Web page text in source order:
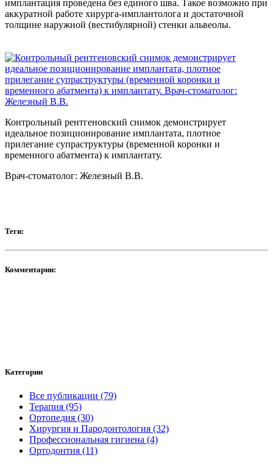
имплантация проведена без единого шва. Такое возможно при
аккуратной работе хирурга-имплантолога и достаточной
толщине наружной (вестибулярной) стенки альвеолы.
Контрольный рентгеновский снимок демонстрирует
идеальное позиционирование имплантата, плотное
прилегание супраструктуры (временной коронки и
временного абатмента) к имплантату.
Врач-стоматолог: Железный В.В.
Теги:
Комментарии:
Категории
Все публикации (79)
Терапия (95)
Ортопедия (30)
Хирургия и Пародонтология (32)
Профессиональная гигиена (4)
Ортодонтия (11)